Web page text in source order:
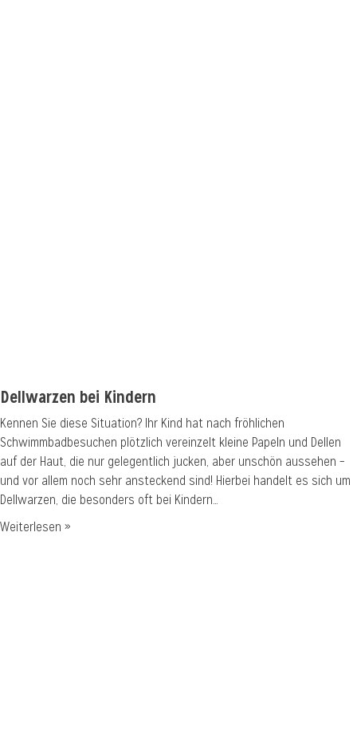
Dellwarzen bei Kindern
Kennen Sie diese Situation? Ihr Kind hat nach fröhlichen
Schwimmbadbesuchen plötzlich vereinzelt kleine Papeln und Dellen
auf der Haut, die nur gelegentlich jucken, aber unschön aussehen –
und vor allem noch sehr ansteckend sind! Hierbei handelt es sich um
Dellwarzen, die besonders oft bei Kindern…
Weiterlesen »